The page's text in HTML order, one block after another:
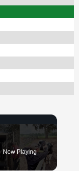
Now Playing